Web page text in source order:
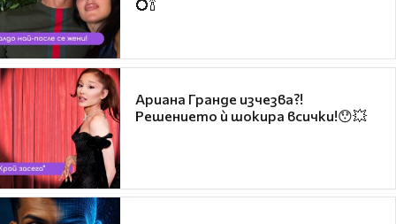
Ариана Гранде изчезва?!
Решението ѝ шокира всички!😯💥